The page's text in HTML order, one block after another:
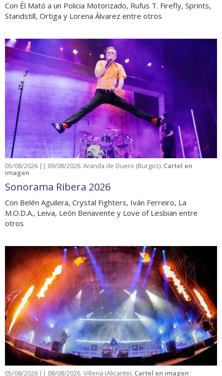
Con Él Mató a un Policia Motorizado, Rufus T. Firefly, Sprints,
Standstill, Ortiga y Lorena Álvarez entre otros
05/08/2026 || 09/08/2026. Aranda de Duero (Burgos). Cartel en
imagen
Sonorama Ribera 2026
Con Belén Aguilera, Crystal Fighters, Iván Ferreiro, La
M.O.D.A., Leiva, León Benavente y Love of Lesbian entre
otros
05/08/2026 || 08/08/2026. Villena (Alicante). Cartel en imagen